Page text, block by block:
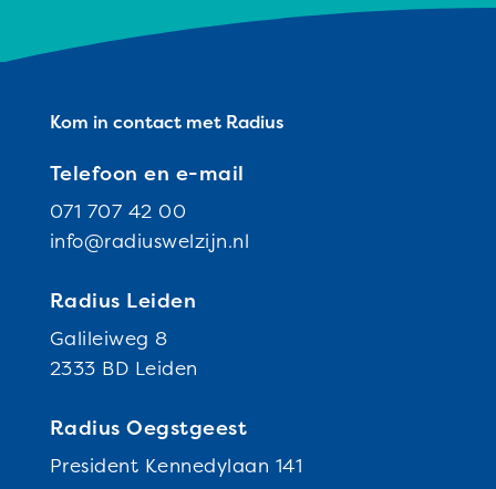
Kom in contact met Radius
Telefoon en e-mail
071 707 42 00
info@radiuswelzijn.nl
Radius Leiden
Galileiweg 8
2333 BD Leiden
Radius Oegstgeest
President Kennedylaan 141